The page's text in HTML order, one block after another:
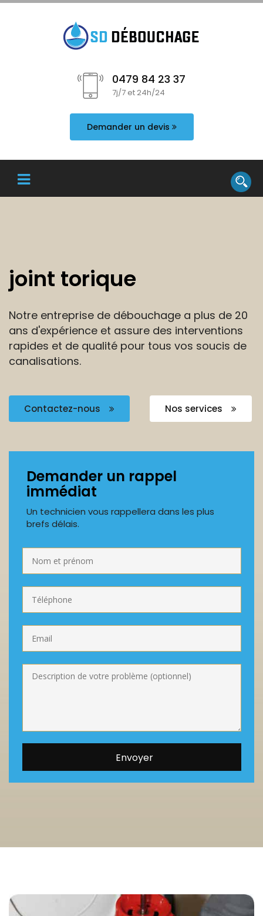
0479 84 23 37
7j/7 et 24h/24
Demander un devis
joint torique
Notre entreprise de débouchage a plus de 20
ans d'expérience et assure des interventions
rapides et de qualité pour tous vos soucis de
canalisations.
Contactez-nous Nos services
Demander un rappel
immédiat
Un technicien vous rappellera dans les plus
brefs délais.